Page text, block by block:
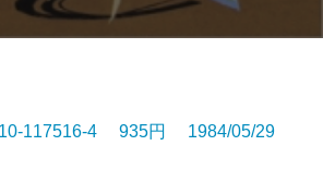
117516-4 935円 1984/05/29